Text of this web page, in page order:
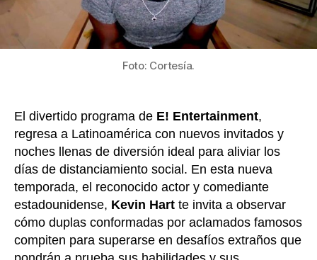
para
llorar
Foto: Cortesía.
El divertido programa de E! Entertainment,
regresa a Latinoamérica con nuevos invitados y
noches llenas de diversión ideal para aliviar los
días de distanciamiento social. En esta nueva
temporada, el reconocido actor y comediante
estadounidense, Kevin Hart te invita a observar
cómo duplas conformadas por aclamados famosos
compiten para superarse en desafíos extraños que